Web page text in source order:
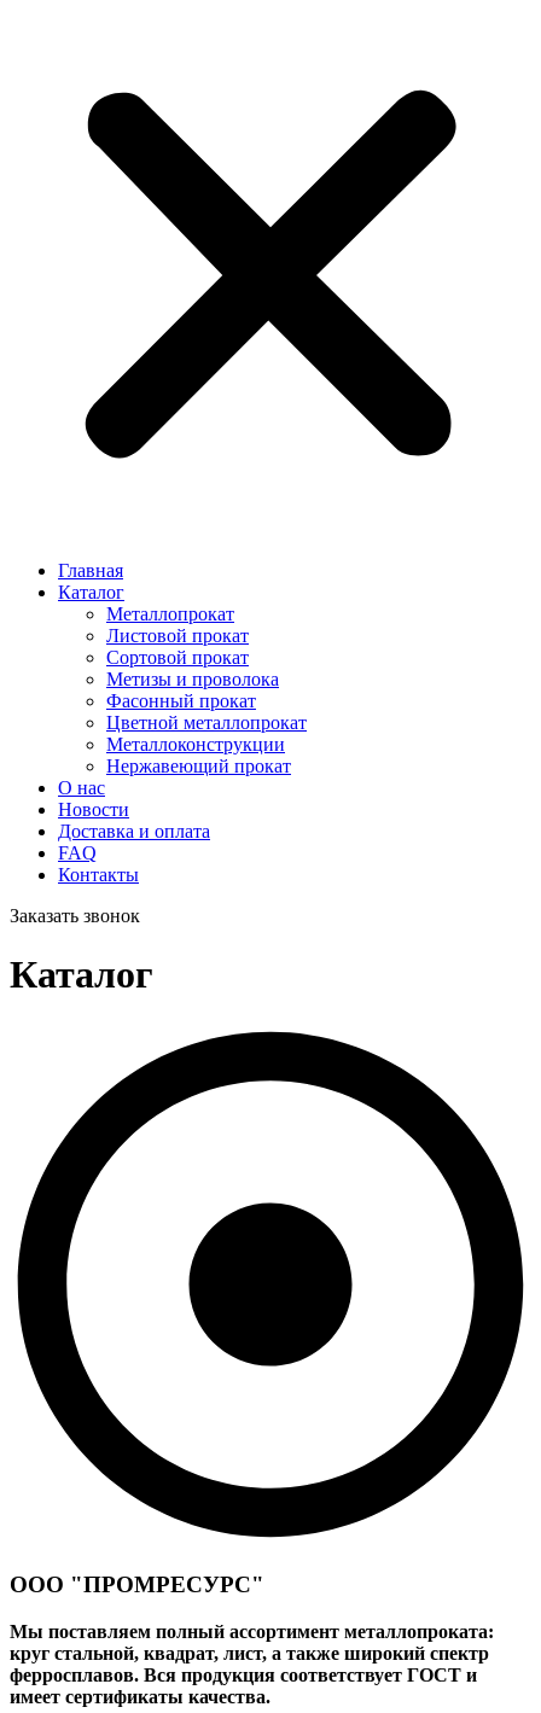
Главная
Каталог
Металлопрокат
Листовой прокат
Сортовой прокат
Метизы и проволока
Фасонный прокат
Цветной металлопрокат
Металлоконструкции
Нержавеющий прокат
О нас
Новости
Доставка и оплата
FAQ
Контакты
Заказать звонок
Каталог
ООО "ПРОМРЕСУРС"
Мы поставляем полный ассортимент металлопроката:
круг стальной, квадрат, лист, а также широкий спектр
ферросплавов. Вся продукция соответствует ГОСТ и
имеет сертификаты качества.